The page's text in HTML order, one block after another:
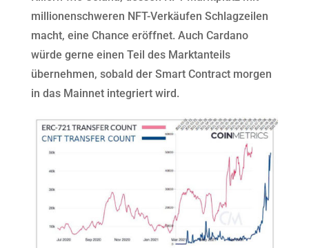
millionenschweren NFT-Verkäufen Schlagzeilen
macht, eine Chance eröffnet. Auch Cardano
würde gerne einen Teil des Marktanteils
übernehmen, sobald der Smart Contract morgen
in das Mainnet integriert wird.